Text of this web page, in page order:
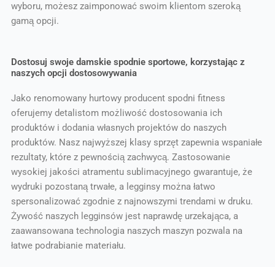
wyboru, możesz zaimponować swoim klientom szeroką
gamą opcji.
Dostosuj swoje damskie spodnie sportowe, korzystając z
naszych opcji dostosowywania
Jako renomowany hurtowy producent spodni fitness
oferujemy detalistom możliwość dostosowania ich
produktów i dodania własnych projektów do naszych
produktów. Nasz najwyższej klasy sprzęt zapewnia wspaniałe
rezultaty, które z pewnością zachwycą. Zastosowanie
wysokiej jakości atramentu sublimacyjnego gwarantuje, że
wydruki pozostaną trwałe, a legginsy można łatwo
spersonalizować zgodnie z najnowszymi trendami w druku.
Żywość naszych legginsów jest naprawdę urzekająca, a
zaawansowana technologia naszych maszyn pozwala na
łatwe podrabianie materiału.